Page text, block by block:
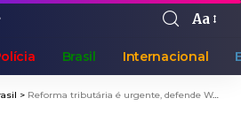
Aa
Brasil Internacional
> Reforma tributária é urgente, defende Wellington Fagundes